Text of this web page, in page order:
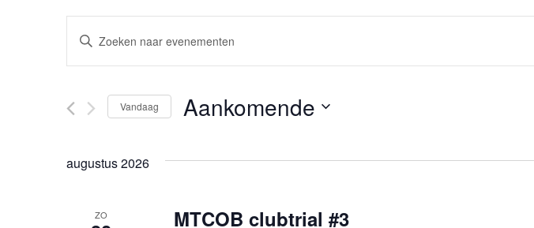
Evenementen
Zoeken
weergeven
Vul
een
in.
Evenementen
met
Vandaag Aankomende
augustus 2026
ZO MTCOB clubtrial #3